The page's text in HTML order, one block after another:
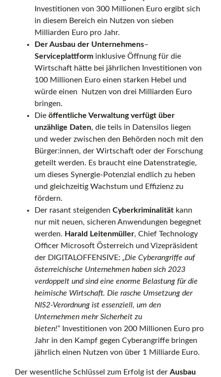
Investitionen von 300 Millionen Euro ergibt sich
in diesem Bereich ein Nutzen von sieben
Milliarden Euro pro Jahr.
Der Ausbau der Unternehmens–
Serviceplattform inklusive Öffnung für die
Wirtschaft hätte bei jährlichen Investitionen von
100 Millionen Euro einen starken Hebel und
würde einen Nutzen von drei Milliarden Euro
bringen.
Dieöffentliche Verwaltung verfügt über
unzählige Daten, die teils in Datensilos liegen
und weder zwischen den Behörden noch mit den
Bürger:innen, der Wirtschaft oder der Forschung
geteilt werden. Es braucht eine Datenstrategie,
um dieses Synergie-Potenzial endlich zu heben
und gleichzeitig Wachstum und Effizienz zu
fördern.
Der rasant steigendenCyberkriminalität kann
nur mit neuen, sicheren Anwendungen begegnet
werden. Harald Leitenmüller, Chief Technology
Officer Microsoft Österreich und Vizepräsident
der DIGITALOFFENSIVE:„Die Cyberangriffe auf
österreichische Unternehmen haben sich 2023
verdoppelt und sind eine enorme Belastung für die
heimische Wirtschaft. Die rasche Umsetzung der
NIS2-Verordnung ist essenziell, um den
Unternehmen mehr Sicherheit zu
bieten!“ Investitionen von 200 Millionen Euro pro
Jahr in den Kampf gegen Cyberangriffe bringen
jährlich einen Nutzen von über 1 Milliarde Euro.
Der wesentliche Schlüssel zum Erfolg ist derAusbau